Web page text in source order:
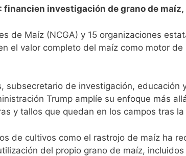
financien investigación de grano de
de Maíz (NCGA) y 15 organizaciones
el valor completo del maíz como motor
subsecretario de investigación, educación
Trump amplíe su enfoque más
y tallos que quedan en los campos tras la
de cultivos como el rastrojo de maíz ha
del propio grano de maíz,